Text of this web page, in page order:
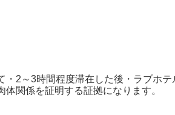
2～3時間程度滞在した後・ラブホテ
関係を証明する証拠になります。